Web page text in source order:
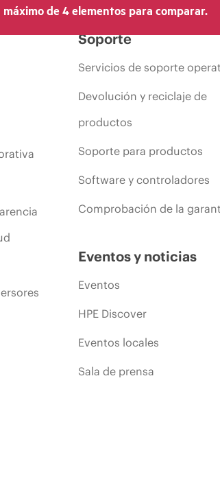
de fin de la vida útil y errores en los
de 4 elementos para comparar.
Soporte
Servicios de soporte
Devolución y reciclaje de
productos
Soporte para productos
Software y controladores
Comprobación de la
Eventos y noticias
Eventos
HPE Discover
Eventos locales
Sala de prensa